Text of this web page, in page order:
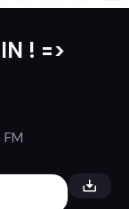
! =>